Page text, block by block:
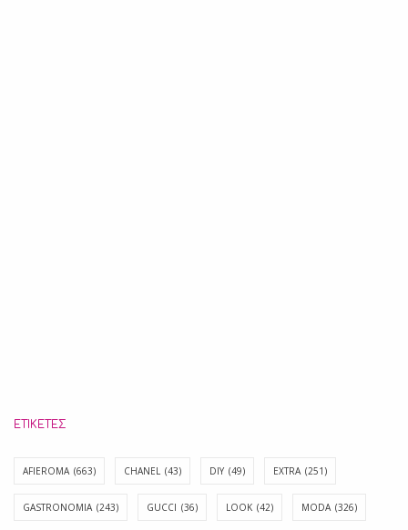
ΕΤΙΚΈΤΕΣ
AFIEROMA (663) CHANEL (43) DIY (49) EXTRA (251)
GASTRONOMIA (243) GUCCI (36) LOOK (42) MODA (326)